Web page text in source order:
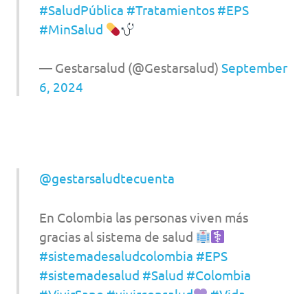
#SaludPública #Tratamientos #EPS
#MinSalud
— Gestarsalud (@Gestarsalud) September
6, 2024
@gestarsaludtecuenta
En Colombia las personas viven más
gracias al sistema de salud
#sistemadesaludcolombia #EPS
#sistemadesalud #Salud #Colombia